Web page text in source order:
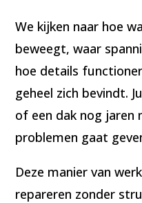
We kijken naar hoe
beweegt, waar
hoe details
geheel zich bevindt.
of een dak nog jaren
problemen gaat
Deze manier van
repareren zonder